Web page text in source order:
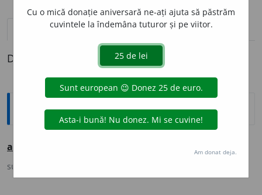
definiții (1) pronunțievolume_up (5)
Definiția cu ID-ul 221628:
Ortografice DOOM
a
sursa:
Cu o mică donație aniversară ne-ați ajuta să păstrăm
cuvintele la îndemâna tuturor și pe viitor.
Am donat deja.